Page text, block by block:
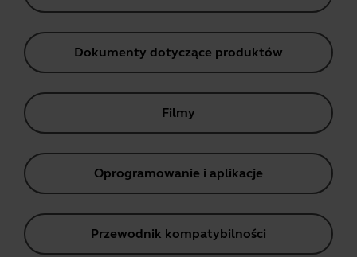
Dokumenty dotyczące produktów
Filmy
Oprogramowanie i aplikacje
Przewodnik kompatybilności